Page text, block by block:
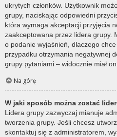
ukrytych członków. Użytkownik
grupy, naciskając odpowiedni
która wymaga akceptacji przyjęcia
zaakceptowana przez lidera grupy.
o podanie wyjaśnień, dlaczego
przypadku otrzymania negatywnej
grupy pytaniami – widocznie miał
Na górę
W jaki sposób można zostać
Lidera grupy zazwyczaj mianuje
tworzenia grupy. Jeśli chcesz
skontaktuj się z administratorem,